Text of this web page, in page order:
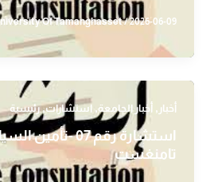
Of Tamanghasset/2026-06-09
أخبار , أخبار الجامعة, استشارات,رئيسية
استشارة رقم 07 -
تامنغست